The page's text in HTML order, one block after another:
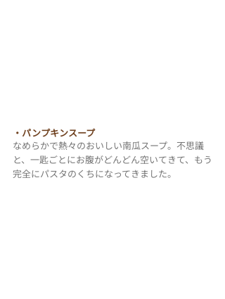
・パンプキンスープ
なめらかで熱々のおいしい南瓜スープ。不思議
と、一匙ごとにお腹がどんどん空いてきて、もう
完全にパスタのくちになってきました。